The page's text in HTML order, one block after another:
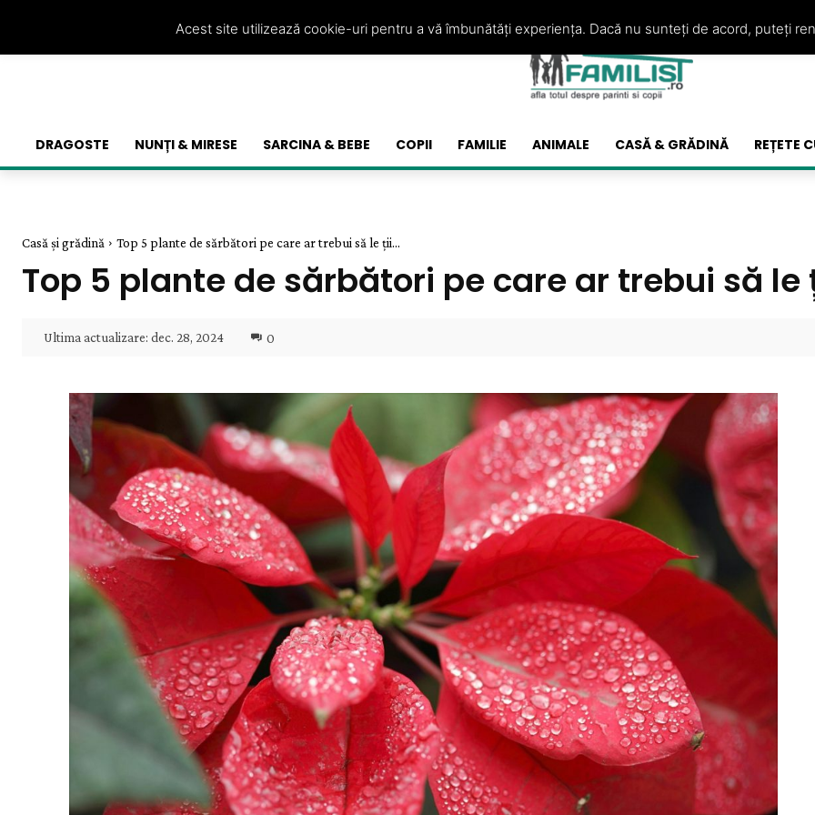
DRAGOSTE NUNȚI & MIRESE SARCINA & BEBE COPII FAMILIE ANIMALE CASĂ & GRĂDINĂ REȚETE
Casă și grădină Top 5 plante de sărbători pe care ar trebui să le ții...
Top 5 plante de sărbători pe care ar trebui să
Ultima actualizare: dec. 28, 2024 0
Acest site utilizează cookie-uri pentru a vă îmbunătăți experiența. Dacă nu sunteți de acord, puteți